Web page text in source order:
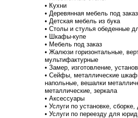
• Кухни
• Деревянная мебель под заказ
• Детская мебель из бука
• Столы и стулья обеденные
• Шкафы-купе
• Мебель под заказ
• Жалюзи горизонтальные,
мультифактурные
• Замер, изготовление,
• Сейфы, металлические
напольные, вешалки
металлические, зеркала
• Аксессуары
• Услуги по установке,
• Услуги по переезду для